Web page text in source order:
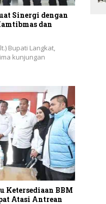
Sinergi dengan
dan
Bupati Langkat,
kunjungan
Ketersediaan BBM
Atasi Antrean